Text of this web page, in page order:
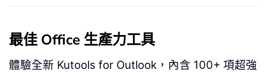
最佳 Office 生產力工具
體驗全新 Kutools for Outlook，內含 100+ 項超強